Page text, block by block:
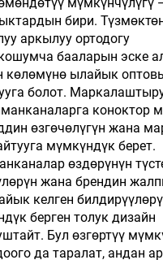
бири.
аркылуу ортодогу
бааларын эске
ылайык
болот.
коноктор
өзгөчөлүгүн жана
мүмкүндүк берет.
өздөрүнүн
жана брендин
келген
берген толук дизайн
Бул өзгөртүү
да таралат, андан